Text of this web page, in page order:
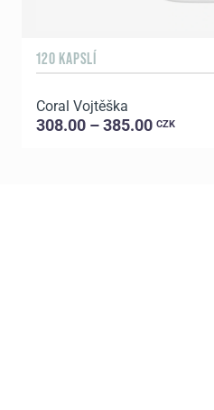
120 KAPSLÍ
Coral Vojtěška
308.00 – 385.00 CZK